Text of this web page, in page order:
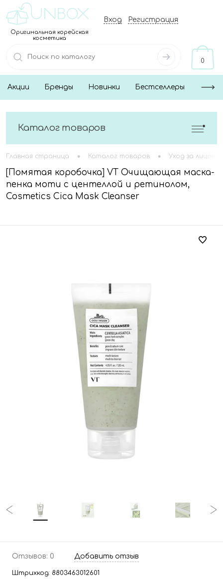
Оригинальная корейская
косметика
Вход Регистрация
0
Акции Бренды Новинки Бестселлеры
Каталог товаров
Главная страница • Каталог товаров • Уход за лицом
[Помятая коробочка] VT Очищающая маска-
пенка моти с центеллой и ретинолом,
Cosmetics Cica Mask Cleanser
Отзывов: 0 Добавить отзыв
Штрихкод: 8803463012601